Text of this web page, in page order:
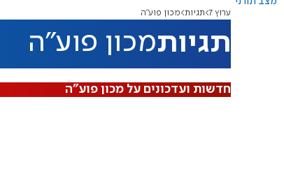
ערוץ 7 תגיות מכון פוע"ה
תגיותמכון פוע"ה
חדשות ועדכונים על מכון פוע"ה